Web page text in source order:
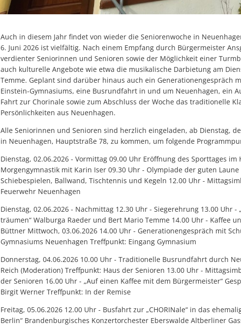
Auch in diesem Jahr findet von wieder die Seniorenwoche in
6. Juni 2026 ist vielfältig. Nach einem Empfang durch Bürgermeister
verdienter Seniorinnen und Senioren sowie der Möglichkeit einer
auch kulturelle Angebote wie etwa die musikalische Darbietung am
Temme. Geplant sind darüber hinaus auch ein Generationengespräch
Einstein-Gymnasiums, eine Busrundfahrt in und um Neuenhagen, ein
Fahrt zur Chorinale sowie zum Abschluss der Woche das traditionelle
Persönlichkeiten aus Neuenhagen.
Alle Seniorinnen und Senioren sind herzlich eingeladen, ab Dienstag,
in Neuenhagen, Hauptstraße 78, zu kommen, um folgende
Dienstag, 02.06.2026 - Vormittag 09.00 Uhr Eröffnung des Sporttages
Morgengymnastik mit Karin Iser 09.30 Uhr - Olympiade der guten
Schiebespielen, Ballwand, Tischtennis und Kegeln 12.00 Uhr -
Feuerwehr Neuenhagen
Dienstag, 02.06.2026 - Nachmittag 12.30 Uhr - Siegerehrung 13.00 Uhr
träumen“ Walburga Raeder und Bert Mario Temme 14.00 Uhr - Kaffee
Büttner Mittwoch, 03.06.2026 14.00 Uhr - Generationengespräch mit
Gymnasiums Neuenhagen Treffpunkt: Eingang Gymnasium
Donnerstag, 04.06.2026 10.00 Uhr - Traditionelle Busrundfahrt durch
Reich (Moderation) Treffpunkt: Haus der Senioren 13.00 Uhr -
der Senioren 16.00 Uhr - „Auf einen Kaffee mit dem Bürgermeister“
Birgit Werner Treffpunkt: In der Remise
Freitag, 05.06.2026 12.00 Uhr - Busfahrt zur „CHORINale“ in das
Berlin“ Brandenburgisches Konzertorchester Eberswalde Altberliner